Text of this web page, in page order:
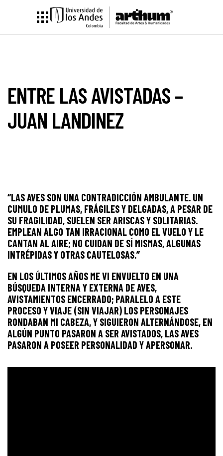
ENTRE LAS AVISTADAS –
JUAN LANDINEZ
“LAS AVES SON UNA CONTRADICCIÓN AMBULANTE. UN
CUMULO DE PLUMAS, FRÁGILES Y DELGADAS, A PESAR DE
SU FRAGILIDAD, SUELEN SER ARISCAS Y SOLITARIAS.
EMPLEAN ALGO TAN IRRACIONAL COMO EL VUELO Y LE
CANTAN AL AIRE; NO CUIDAN DE SÍ MISMAS, ALGUNAS
INTRÉPIDAS Y OTRAS CAUTELOSAS.”
EN LOS ÚLTIMOS AÑOS ME VI ENVUELTO EN UNA
BÚSQUEDA INTERNA Y EXTERNA DE AVES,
AVISTAMIENTOS ENCERRADO; PARALELO A ESTE
PROCESO Y VIAJE (SIN VIAJAR) LOS PERSONAJES
RONDABAN MI CABEZA, Y SIGUIERON ALTERNÁNDOSE, EN
ALGÚN PUNTO PASARON A SER AVISTADOS, LAS AVES
PASARON A POSEER PERSONALIDAD Y APERSONAR.